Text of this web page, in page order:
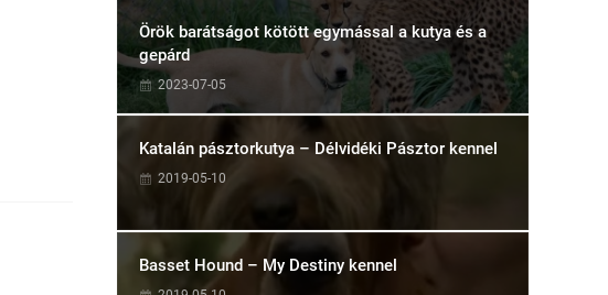
Örök barátságot kötött egymással a kutya és a
gepárd
2023-07-05
Katalán pásztorkutya – Délvidéki Pásztor kennel
2019-05-10
Basset Hound – My Destiny kennel